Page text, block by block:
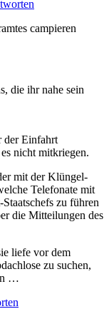
campieren
die ihr nahe sein
der Einfahrt
nicht mitkriegen.
mit der Klüngel-
Telefonate mit
zu führen
die Mitteilungen des
liefe vor dem
zu suchen,
…